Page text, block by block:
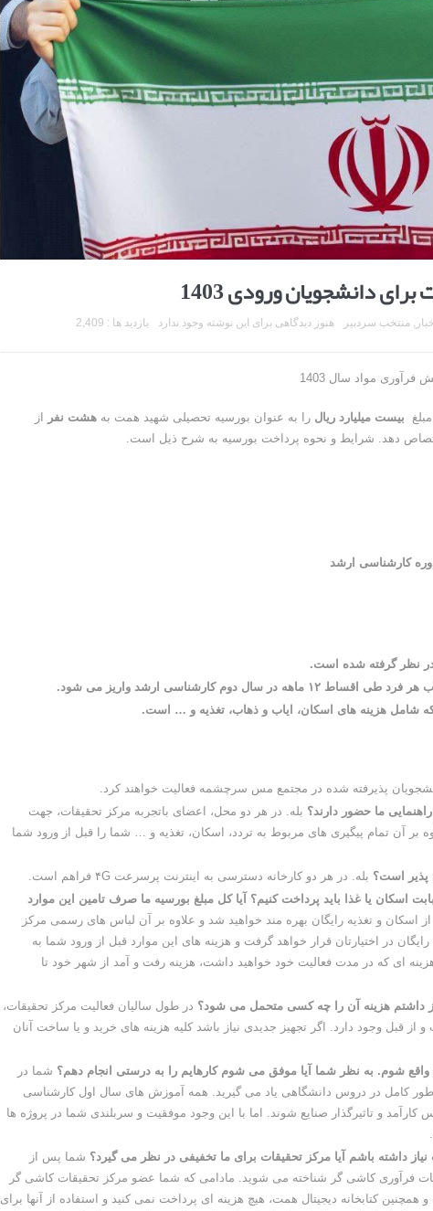
,منتخب سردبیر هنوز دیدگاهی برای این نوشته وجود ندارد
بازدید ها : 2,409
مواد سال 1403
بیست میلیارد ریال را به عنوان بورسیه تحصیلی شهید همت بههشت نفر
از
دهد. شرایط و نحوه پرداخت بورسیه به شرح ذیل است.
کارشناسی ارشد
در نظر گرفته شده است.
کارشناسی ارشد واریز می شود.
شامل هزینه های اسکان، ایاب و ذهاب، تغذیه و … است.
پذیرفته شده در مجتمع مس سرچشمه فعالیت خواهند کرد.
ما حضور دارند؟ بله. در هر دو محل، اعضای باتجربه مرکز تحقیقات، جهت
بر آن تمام پیگیری های مربوط به تردد، اسکان، تغذیه و … شما را قبل از ورود شما
پذیر است؟ بله. در هر دو کارخانه دسترسی به اینترنت پرسرعت ۴G فراهم است.
اسکان یا غذا باید پرداخت کنیم؟ آیا کل مبلغ بورسیه ما صرف تامین این موارد
و تغذیه رایگان بهره مند خواهید شد و علاوه بر آن لباس های رسمی مرکز
در اختیارتان قرار خواهد گرفت و هزینه های این موارد قبل از ورود شما به
ای که در مدت فعالیت خود خواهید داشت، هزینه رفت و آمد از شهر خود تا
داشتم هزینه آن را چه کسی متحمل می شود؟ در طول سالیان فعالیت مرکز تحقیقات،
از قبل وجود دارد. اگر تجهیز جدیدی نیاز باشد کلیه هزینه های خرید و یا ساخت آنان
شوم. به نظر شما آیا موفق می شوم کارهایم را به درستی انجام دهم؟ شما در
طور کامل در دروس دانشگاهی یاد می گیرید. همه آموزش های سال اول کارشناسی
و تاثیرگذار صنایع شوند. اما با این وجود موفقیت و سربلندی شما در پروژه ها
داشته باشم آیا مرکز تحقیقات برای ما تخفیفی در نظر می گیرد؟ شما پس از
فرآوری کاشی گر شناخته می شوید. مادامی که شما عضو مرکز تحقیقات کاشی گر
همچنین کتابخانه دیجیتال همت، هیچ هزینه ای پرداخت نمی کنید و استفاده از آنها برای